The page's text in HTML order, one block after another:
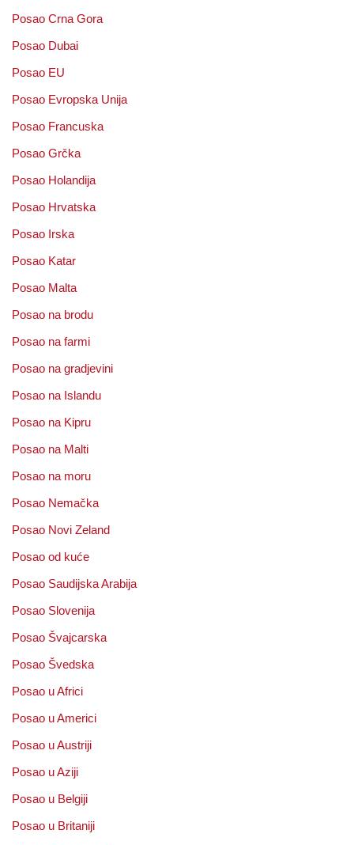
Posao Crna Gora
Posao Dubai
Posao EU
Posao Evropska Unija
Posao Francuska
Posao Grčka
Posao Holandija
Posao Hrvatska
Posao Irska
Posao Katar
Posao Malta
Posao na brodu
Posao na farmi
Posao na gradjevini
Posao na Islandu
Posao na Kipru
Posao na Malti
Posao na moru
Posao Nemačka
Posao Novi Zeland
Posao od kuće
Posao Saudijska Arabija
Posao Slovenija
Posao Švajcarska
Posao Švedska
Posao u Africi
Posao u Americi
Posao u Austriji
Posao u Aziji
Posao u Belgiji
Posao u Britaniji